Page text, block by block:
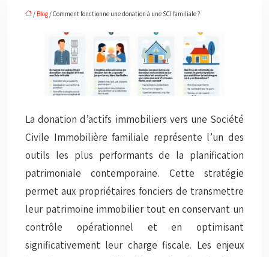
/ Blog / Comment fonctionne une donation à une SCI familiale ?
La donation d’actifs immobiliers vers une Société
Civile Immobilière familiale représente l’un des
outils les plus performants de la planification
patrimoniale contemporaine. Cette stratégie
permet aux propriétaires fonciers de transmettre
leur patrimoine immobilier tout en conservant un
contrôle opérationnel et en optimisant
significativement leur charge fiscale. Les enjeux